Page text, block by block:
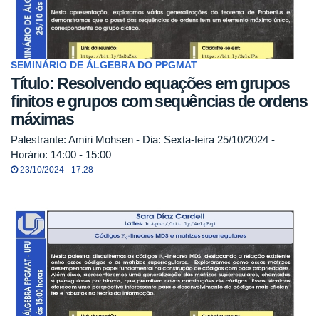
SEMINÁRIO DE ÁLGEBRA DO PPGMAT
Título: Resolvendo equações em grupos
finitos e grupos com sequências de ordens
máximas
Palestrante: Amiri Mohsen - Dia: Sexta-feira 25/10/2024 -
Horário: 14:00 - 15:00
23/10/2024 - 17:28